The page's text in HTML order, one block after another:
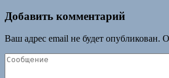
Добавить комментарий
Ваш адрес email не будет опубликован.